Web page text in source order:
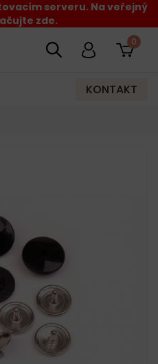
serveru. Na veřejný
zde.
0
KONTAKT